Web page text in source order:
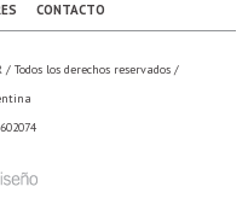
CONTACTO
/ Todos los derechos reservados /